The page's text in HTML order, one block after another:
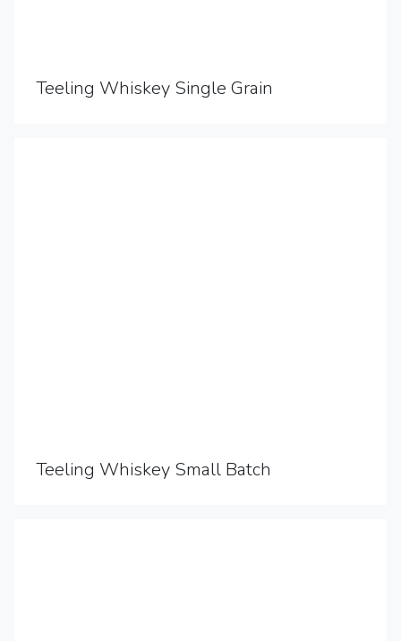
Teeling Whiskey Single Grain
Teeling Whiskey Small Batch